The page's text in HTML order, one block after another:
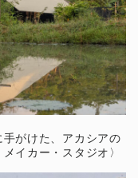
がけた、アカシアの
イカー・スタジオ〉